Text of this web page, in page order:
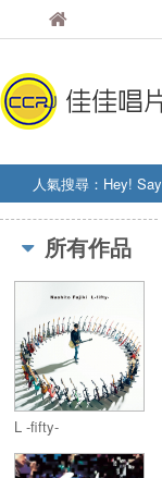
人氣搜尋： Hey!
STRAY KIDS
盧
所有作品
L -fifty-